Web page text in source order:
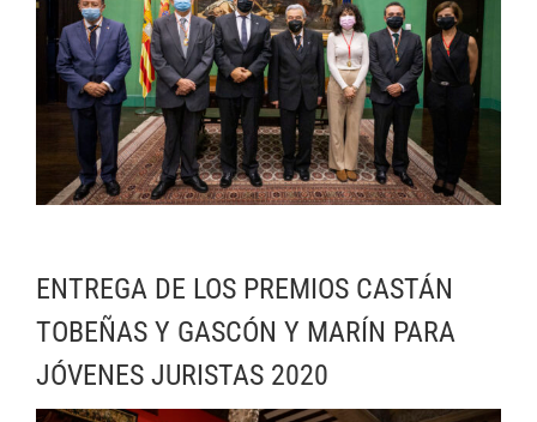
ENTREGA DE LOS PREMIOS CASTÁN
TOBEÑAS Y GASCÓN Y MARÍN PARA
JÓVENES JURISTAS 2020